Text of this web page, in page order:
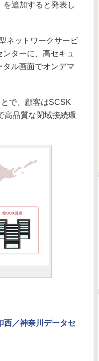
追加すると発表し
ネットワークサービ
ターに、高セキュ
ル画面でオンデマ
で、顧客はSCSK
高品質な閉域接続環
西／神奈川データセ